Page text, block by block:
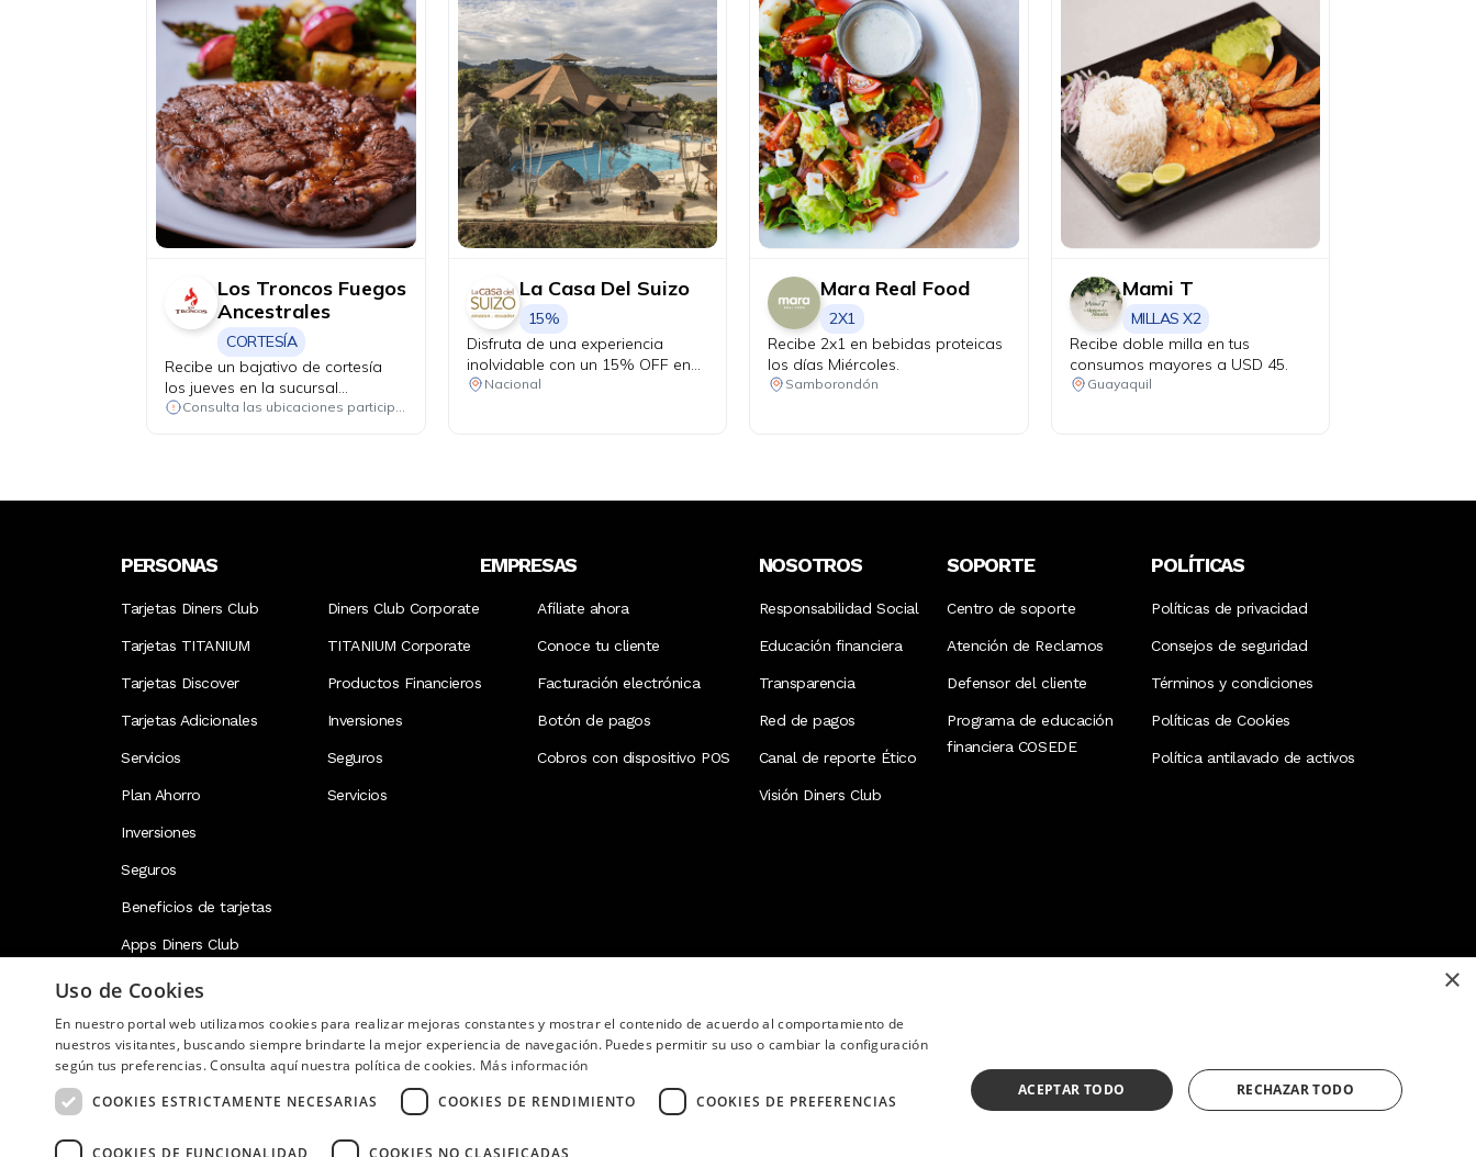
Los Troncos Fuegos
Ancestrales
CORTESÍA
Recibe un bajativo de cortesía
los jueves en la sucursal
Quicentro.
Consulta las ubicaciones participantes
La Casa Del Suizo
15%
Disfruta de una experiencia
inolvidable con un 15% OFF en
todos tus consumos dentro del
Nacional
Mara Real Food
2X1
Recibe 2x1 en bebidas proteicas
los días Miércoles.
Samborondón
Mami T
MILLAS X2
Recibe doble milla en tus
consumos mayores a USD 45.
Guayaquil
PERSONAS
Tarjetas Diners Club
Tarjetas TITANIUM
Tarjetas Discover
Tarjetas Adicionales
Servicios
Plan Ahorro
Inversiones
Seguros
Beneficios de tarjetas
Apps Diners Club
EMPRESAS
Diners Club Corporate
TITANIUM Corporate
Productos Financieros
Inversiones
Seguros
Servicios
Afíliate ahora
Conoce tu cliente
Facturación electrónica
Botón de pagos
Cobros con dispositivo POS
NOSOTROS
Responsabilidad Social
Educación financiera
Transparencia
Red de pagos
Canal de reporte Ético
Visión Diners Club
SOPORTE
Centro de soporte
Atención de Reclamos
Defensor del cliente
Programa de educación
financiera COSEDE
POLÍTICAS
Políticas de privacidad
Consejos de seguridad
Términos y condiciones
Políticas de Cookies
Política antilavado de activos
Image
¿Necesitas ayuda?
(02) 298 1300
×
Uso de Cookies
En nuestro portal web utilizamos cookies para realizar mejoras constantes y mostrar el contenido de acuerdo al comportamiento de
nuestros visitantes, buscando siempre brindarte la mejor experiencia de navegación. Puedes permitir su uso o cambiar la configuración
según tus preferencias. Consulta aquí nuestra política de cookies. Más información
COOKIES ESTRICTAMENTE NECESARIAS
COOKIES DE RENDIMIENTO COOKIES DE PREFERENCIAS
COOKIES DE FUNCIONALIDAD COOKIES NO CLASIFICADAS
ACEPTAR TODO RECHAZAR TODO